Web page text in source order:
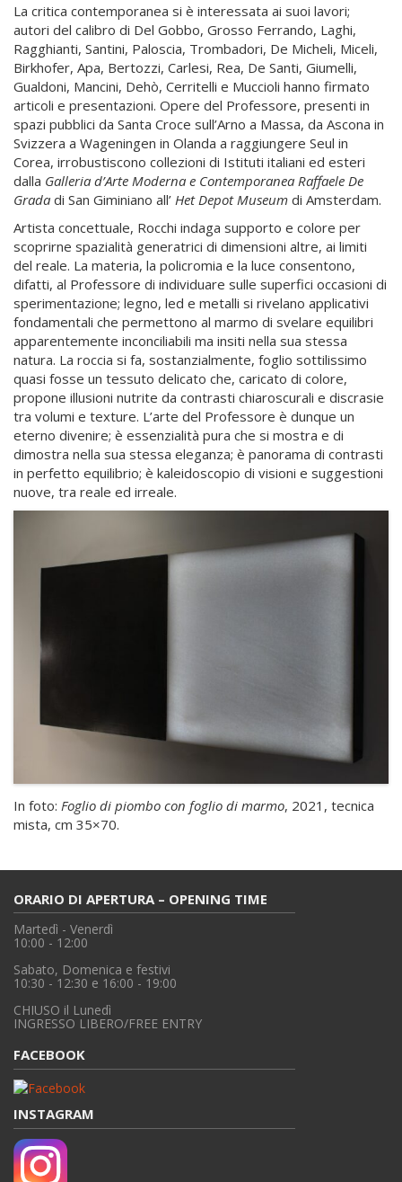
La critica contemporanea si è interessata ai suoi lavori;
autori del calibro di Del Gobbo, Grosso Ferrando, Laghi,
Ragghianti, Santini, Paloscia, Trombadori, De Micheli, Miceli,
Birkhofer, Apa, Bertozzi, Carlesi, Rea, De Santi, Giumelli,
Gualdoni, Mancini, Dehò, Cerritelli e Muccioli hanno firmato
articoli e presentazioni. Opere del Professore, presenti in
spazi pubblici da Santa Croce sull’Arno a Massa, da Ascona in
Svizzera a Wageningen in Olanda a raggiungere Seul in
Corea, irrobustiscono collezioni di Istituti italiani ed esteri
dalla Galleria d’Arte Moderna e Contemporanea Raffaele De
Grada di San Giminiano all’ Het Depot Museum di Amsterdam.
Artista concettuale, Rocchi indaga supporto e colore per
scoprirne spazialità generatrici di dimensioni altre, ai limiti
del reale. La materia, la policromia e la luce consentono,
difatti, al Professore di individuare sulle superfici occasioni di
sperimentazione; legno, led e metalli si rivelano applicativi
fondamentali che permettono al marmo di svelare equilibri
apparentemente inconciliabili ma insiti nella sua stessa
natura. La roccia si fa, sostanzialmente, foglio sottilissimo
quasi fosse un tessuto delicato che, caricato di colore,
propone illusioni nutrite da contrasti chiaroscurali e discrasie
tra volumi e texture. L’arte del Professore è dunque un
eterno divenire; è essenzialità pura che si mostra e di
dimostra nella sua stessa eleganza; è panorama di contrasti
in perfetto equilibrio; è kaleidoscopio di visioni e suggestioni
nuove, tra reale ed irreale.
In foto: Foglio di piombo con foglio di marmo, 2021, tecnica
mista, cm 35×70.
ORARIO DI APERTURA – OPENING TIME
Martedì - Venerdì
10:00 - 12:00
Sabato, Domenica e festivi
10:30 - 12:30 e 16:00 - 19:00
CHIUSO il Lunedì
INGRESSO LIBERO/FREE ENTRY
FACEBOOK
INSTAGRAM